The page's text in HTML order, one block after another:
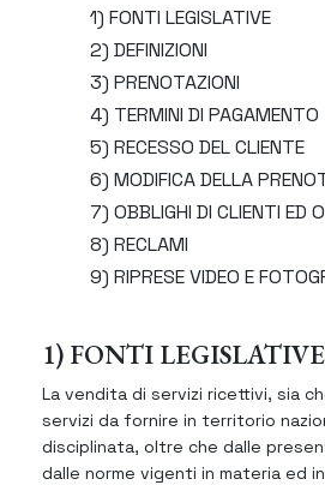
1) FONTI LEGISLATIVE
2) DEFINIZIONI
3) PRENOTAZIONI
4) TERMINI DI PAGAMENTO
5) RECESSO DEL CLIENTE
6) MODIFICA DELLA
7) OBBLIGHI DI CLIENTI ED
8) RECLAMI
9) RIPRESE VIDEO E
1) FONTI LEGISLATIVE
La vendita di servizi ricettivi, sia
servizi da fornire in territorio
disciplinata, oltre che dalle
dalle norme vigenti in materia ed